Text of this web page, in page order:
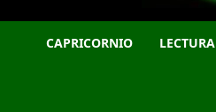
CAPRICORNIO LECTURA